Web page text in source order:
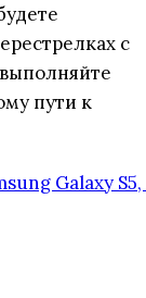
с
пути к